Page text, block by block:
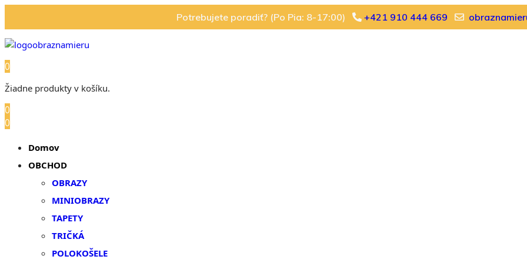
Potrebujete poradiť? (Po Pia: 8-17:00) +421 910 444 669
0
Žiadne produkty v košíku.
0
0
Domov
OBCHOD
OBRAZY
MINIOBRAZY
TAPETY
TRIČKÁ
POLOKOŠELE